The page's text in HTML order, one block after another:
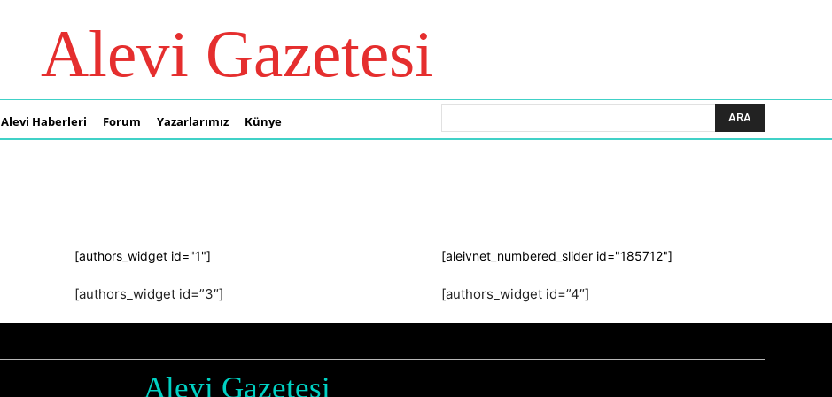
Alevi Gazetesi
Alevi Haberleri Forum Yazarlarımız Künye ARA
[authors_widget id="1"] [aleivnet_numbered_slider id="185712"]
[authors_widget id=”3″] [authors_widget id=”4″]
Alevi Gazetesi